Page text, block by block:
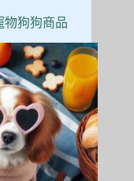
物狗狗商品